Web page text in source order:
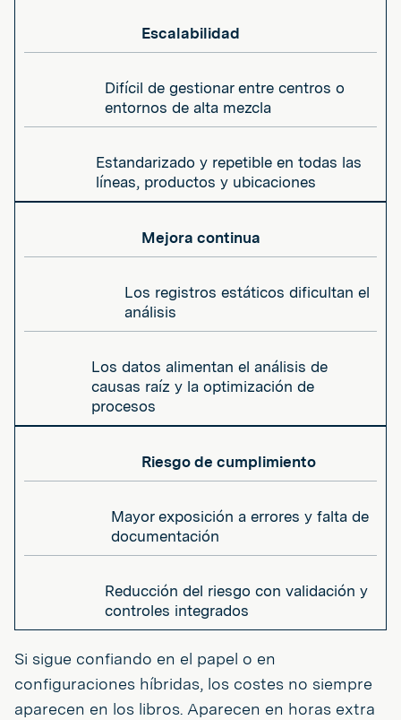
Escalabilidad
Difícil de gestionar entre centros o
entornos de alta mezcla
Estandarizado y repetible en todas las
líneas, productos y ubicaciones
Mejora continua
Los registros estáticos dificultan el
análisis
Los datos alimentan el análisis de
causas raíz y la optimización de
procesos
Riesgo de cumplimiento
Mayor exposición a errores y falta de
documentación
Reducción del riesgo con validación y
controles integrados
Si sigue confiando en el papel o en
configuraciones híbridas, los costes no siempre
aparecen en los libros. Aparecen en horas extra